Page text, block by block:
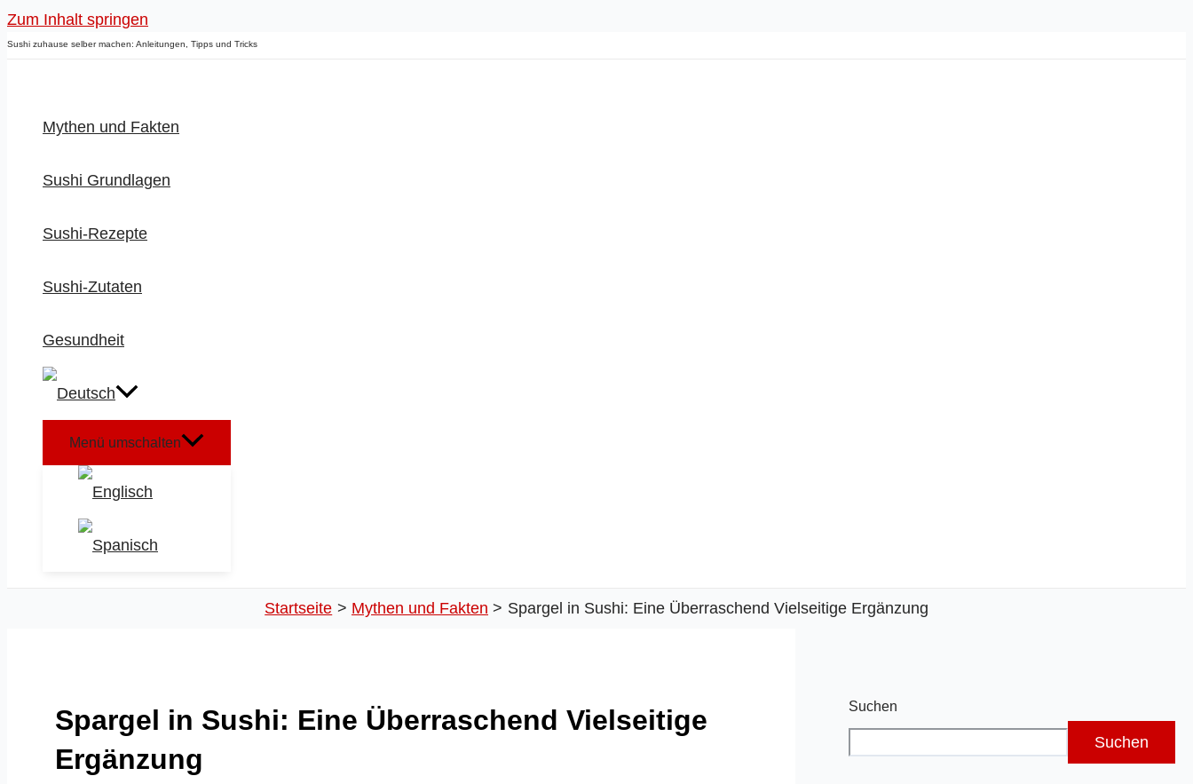
Zum Inhalt springen
Sushi zuhause selber machen: Anleitungen, Tipps und Tricks
Mythen und Fakten
Sushi Grundlagen
Sushi-Rezepte
Sushi-Zutaten
Gesundheit
Menü umschalten
Startseite Mythen und Fakten Spargel in Sushi: Eine Überraschend Vielseitige Ergänzung
Spargel in Sushi: Eine Überraschend Vielseitige
Ergänzung
Suchen
Suchen